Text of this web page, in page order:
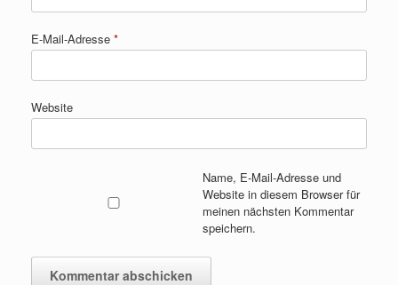
E-Mail-Adresse *
Website
Name, E-Mail-Adresse und
Website in diesem Browser für
meinen nächsten Kommentar
speichern.